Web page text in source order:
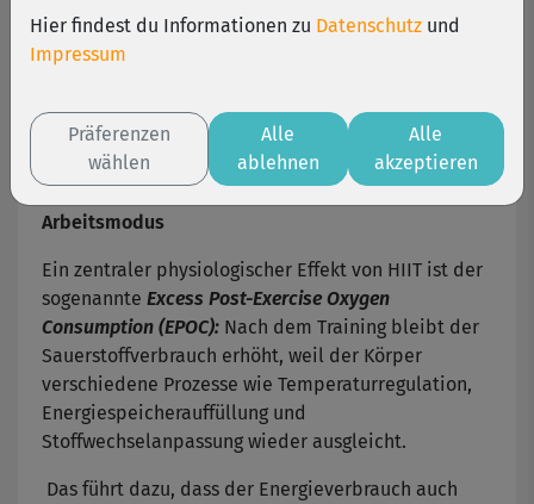
dadurch gezielte Anpassungsprozesse im Herz-
Kreislauf-System und im Energiestoffwechsel
was macht diese Workouts so effektiv?
Nachbrenneffekt: Der Körper bleibt im
Arbeitsmodus
Ein zentraler physiologischer Effekt von HIIT ist der
sogenannte Excess Post-Exercise Oxygen
Consumption (EPOC): Nach dem Training bleibt der
Sauerstoffverbrauch erhöht, weil der Körper
verschiedene Prozesse wie Temperaturregulation,
Energiespeicherauffüllung und
Stoffwechselanpassung wieder ausgleicht.
Das führt dazu, dass der Energieverbrauch auch
Hier findest du Informationen zu Datenschutz und
Impressum
Präferenzen
wählen
Alle
ablehnen
Alle
akzeptieren